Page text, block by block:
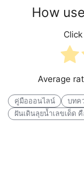
How
Average
คู่มือออนไลน์ บทค
ฝันเดินลุยน้ำเลขเด็ด